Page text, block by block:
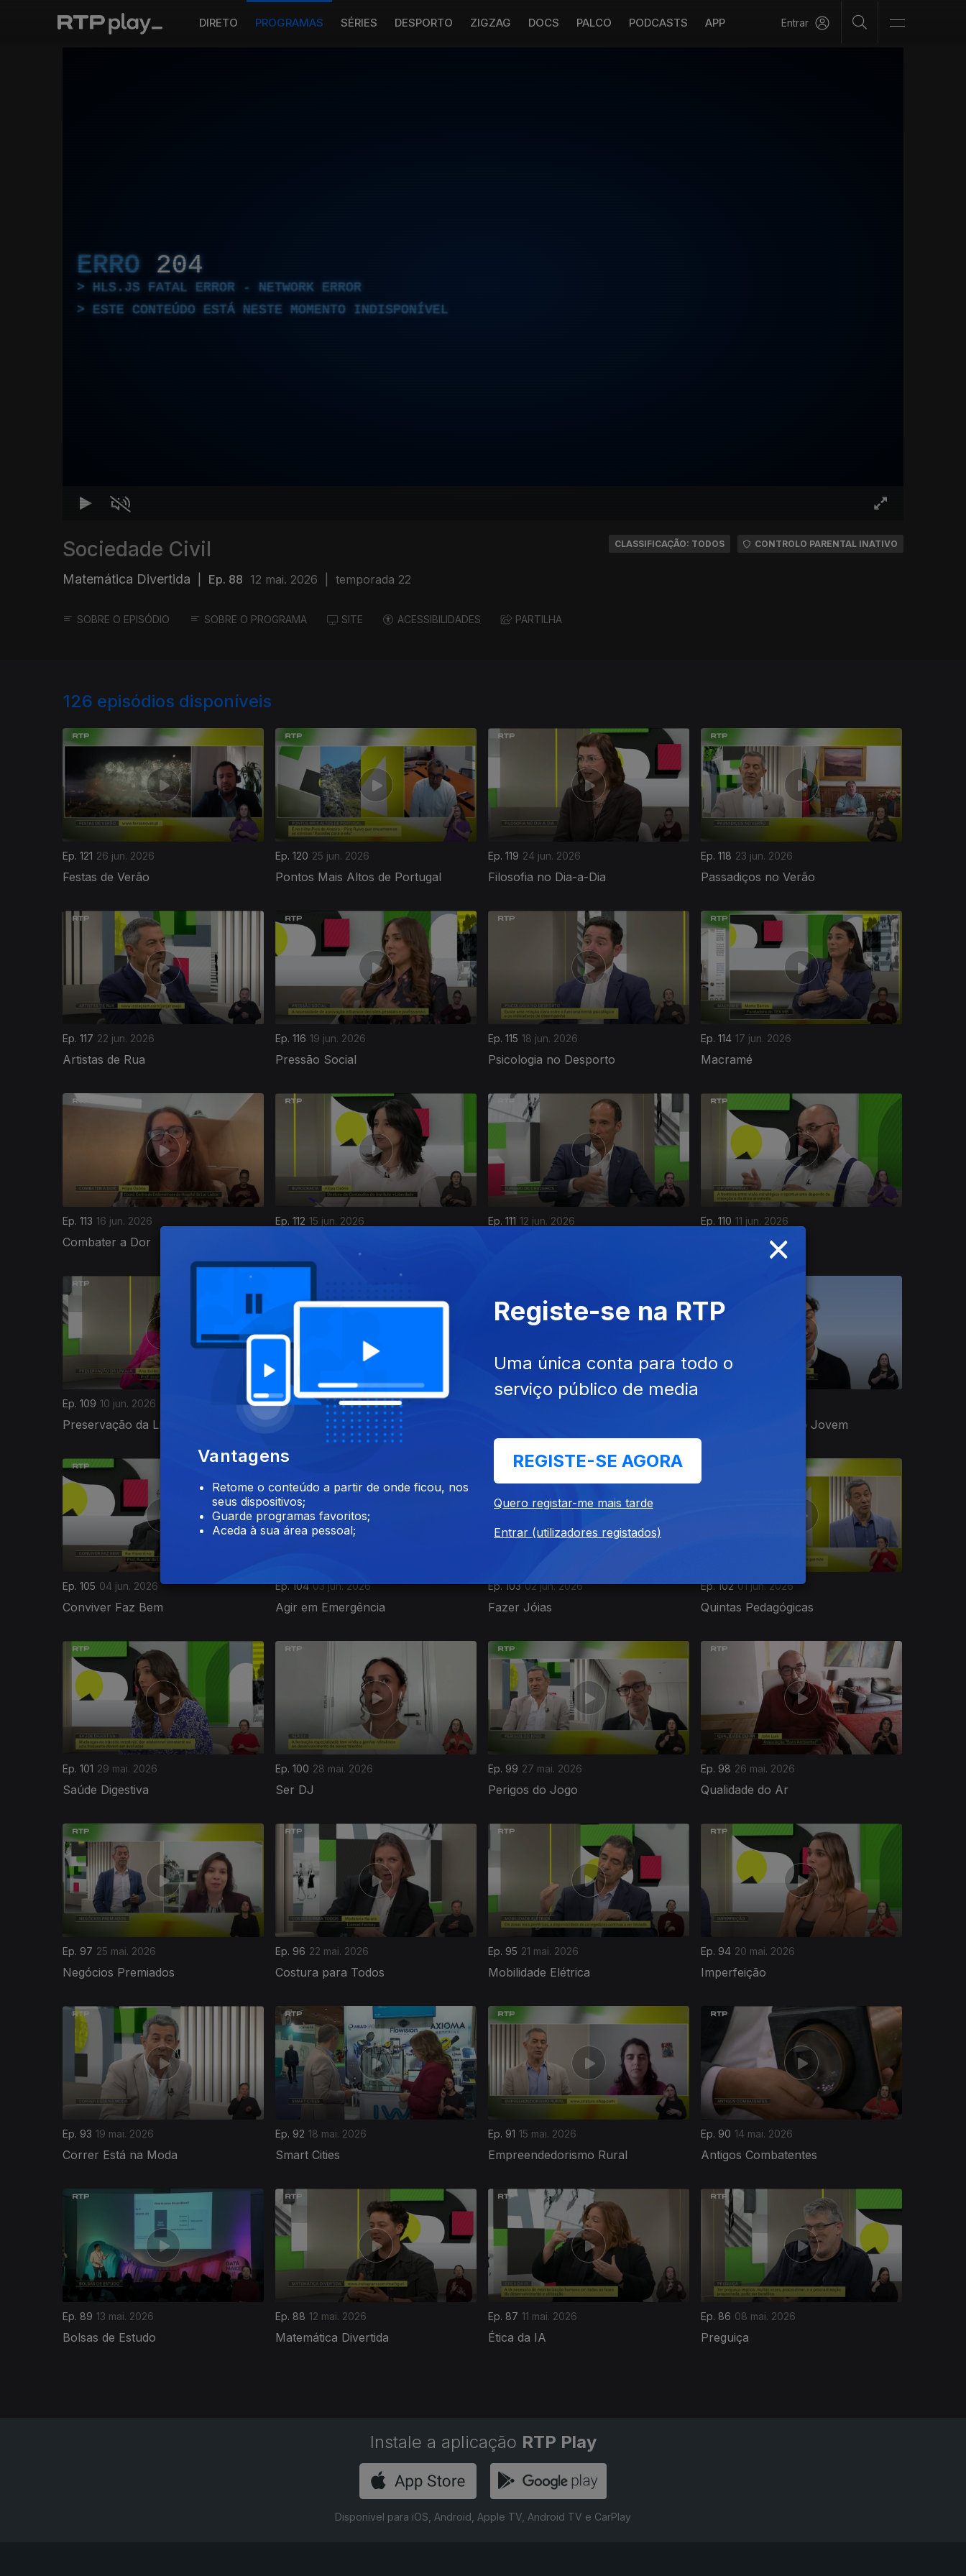
DIRETO PROGRAMAS SÉRIES DESPORTO ZIGZAG DOCS PALCO PODCASTS APP Entrar
ERRO 204
HLS.JS FATAL ERROR - NETWORK ERROR
ESTE CONTEÚDO ESTÁ NESTE MOMENTO INDISPONÍVEL
Sociedade Civil
Matemática Divertida Ep. 88 12 mai. 2026 temporada 22
CLASSIFICAÇÃO: TODOS CONTROLO PARENTAL INATIVO
SOBRE O EPISÓDIO SOBRE O PROGRAMA SITE ACESSIBILIDADES PARTILHA
126 episódios disponíveis
Ep. 121 26 jun. 2026
Festas de Verão
Ep. 120 25 jun. 2026
Pontos Mais Altos de Portugal
Ep. 119 24 jun. 2026
Filosofia no Dia-a-Dia
Ep. 118 23 jun. 2026
Passadiços no Verão
Ep. 117 22 jun. 2026
Artistas de Rua
Ep. 116 19 jun. 2026
Pressão Social
Ep. 115 18 jun. 2026
Psicologia no Desporto
Ep. 114 17 jun. 2026
Macramé
Ep. 113 16 jun. 2026
Combater a Dor
Ep. 112 15 jun. 2026 Ep. 111 12 jun. 2026 Ep. 110 11 jun. 2026
Oportunismo
935317
Ep. 109 10 jun. 2026
Preservação da Língua
Ep. 108 09 jun. 2026
Ruído nas Cidades Empreendedorismo Jovem
Ep. 105 04 jun. 2026
Conviver Faz Bem
Ep. 104 03 jun. 2026
Agir em Emergência
Ep. 103 02 jun. 2026
Fazer Jóias
Ep. 102 01 jun. 2026
Quintas Pedagógicas
Ep. 101 29 mai. 2026
Saúde Digestiva
Ep. 100 28 mai. 2026
Ser DJ
Ep. 99 27 mai. 2026
Perigos do Jogo
Ep. 98 26 mai. 2026
Qualidade do Ar
931671
Ep. 97 25 mai. 2026
Negócios Premiados
Ep. 96 22 mai. 2026
Costura para Todos
Ep. 95 21 mai. 2026
Mobilidade Elétrica
Ep. 94 20 mai. 2026
Imperfeição
Ep. 93 19 mai. 2026
Correr Está na Moda
Ep. 92 18 mai. 2026
Smart Cities
Ep. 91 15 mai. 2026
Empreendedorismo Rural
Ep. 90 14 mai. 2026
Antigos Combatentes
Ep. 89 13 mai. 2026
Bolsas de Estudo
Ep. 88 12 mai. 2026
Matemática Divertida
Ep. 87 11 mai. 2026
Ética da IA
Ep. 86 08 mai. 2026
Preguiça
927546
Instale a aplicação RTP Play
Disponível para iOS, Android, Apple TV, Android TV e CarPlay
×
Vantagens
Retome o conteúdo a partir de onde ficou, nos
seus dispositivos;
Guarde programas favoritos;
Aceda à sua área pessoal;
Registe-se na RTP
Uma única conta para todo o
serviço público de media
REGISTE-SE AGORA
Quero registar-me mais tarde
Entrar (utilizadores registados)